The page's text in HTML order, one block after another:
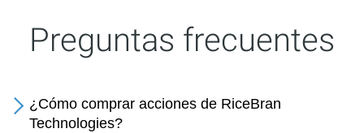
Preguntas frecuentes
¿Cómo comprar acciones de RiceBran
Technologies?